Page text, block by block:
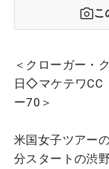
こ
＜クローガー
日◇マケテワCC
ー70＞
米国女子ツアー
分スタートの渋